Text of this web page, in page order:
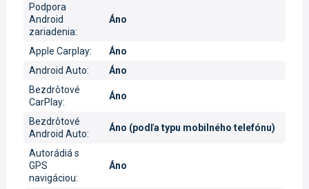
Podpora
Android
zariadenia:
Áno
Apple Carplay:
Áno
Android Auto:
Áno
Bezdrôtové
CarPlay:
Áno
Bezdrôtové
Android Auto:
Áno (podľa typu mobilného telefónu)
Autorádiá s
GPS
navigáciou:
Áno